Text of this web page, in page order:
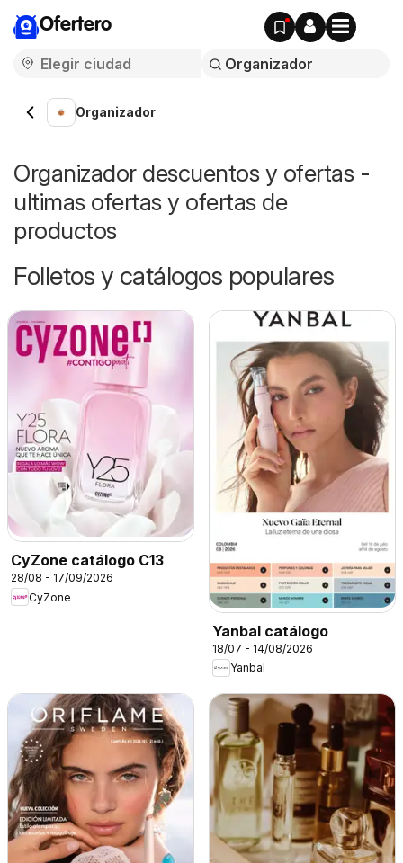
Ofertero
Organizador
Organizador descuentos y ofertas -
ultimas ofertas y ofertas de
productos
Folletos y catálogos populares
CyZone catálogo C13
28/08 - 17/09/2026
CyZone
Yanbal catálogo
18/07 - 14/08/2026
Yanbal